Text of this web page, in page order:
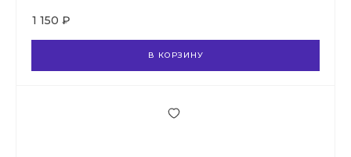
1 150 ₽
В КОРЗИНУ